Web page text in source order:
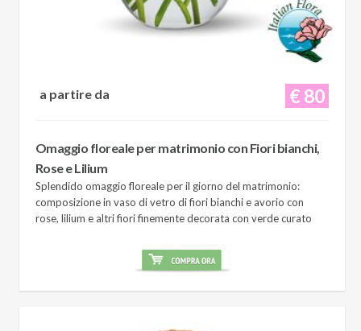
€ 80
a partire da
Omaggio floreale per matrimonio con Fiori bianchi,
Rose e Lilium
Splendido omaggio floreale per il giorno del matrimonio:
composizione in vaso di vetro di fiori bianchi e avorio con
rose, lilium e altri fiori finemente decorata con verde curato